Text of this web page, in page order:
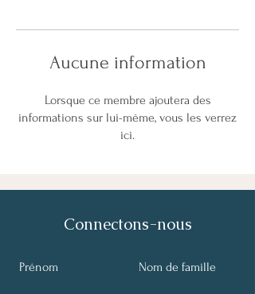
Aucune information
Lorsque ce membre ajoutera des
informations sur lui-même, vous les verrez
ici.
Connectons-nous
Prénom Nom de famille